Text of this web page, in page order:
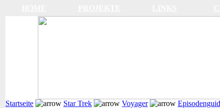
Startseite Star Trek Voyager